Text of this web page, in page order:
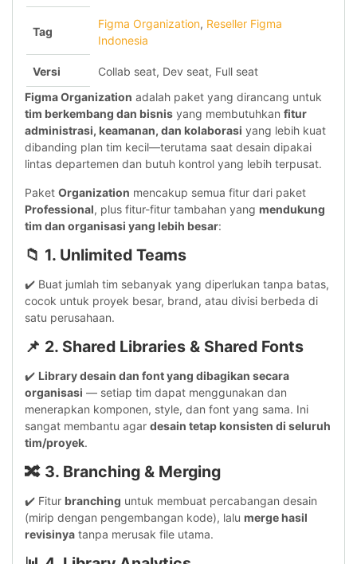
Tag
Figma Organization, Reseller Figma
Indonesia
Versi
Collab seat, Dev seat, Full seat
Figma Organization adalah paket yang dirancang untuk
tim berkembang dan bisnis yang membutuhkan fitur
administrasi, keamanan, dan kolaborasi yang lebih kuat
dibanding plan tim kecil—terutama saat desain dipakai
lintas departemen dan butuh kontrol yang lebih terpusat.
Paket Organization mencakup semua fitur dari paket
Professional, plus fitur-fitur tambahan yang mendukung
tim dan organisasi yang lebih besar:
📁 1. Unlimited Teams
✔️ Buat jumlah tim sebanyak yang diperlukan tanpa batas,
cocok untuk proyek besar, brand, atau divisi berbeda di
satu perusahaan.
📌 2. Shared Libraries & Shared Fonts
✔️ Library desain dan font yang dibagikan secara
organisasi — setiap tim dapat menggunakan dan
menerapkan komponen, style, dan font yang sama. Ini
sangat membantu agar desain tetap konsisten di seluruh
tim/proyek.
🔀 3. Branching & Merging
✔️ Fitur branching untuk membuat percabangan desain
(mirip dengan pengembangan kode), lalu merge hasil
revisinya tanpa merusak file utama.